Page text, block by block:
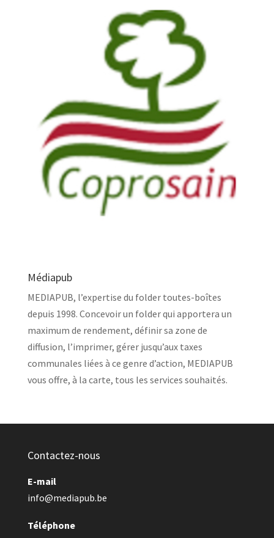
Médiapub
MEDIAPUB, l’expertise du folder toutes-boîtes
depuis 1998. Concevoir un folder qui apportera un
maximum de rendement, définir sa zone de
diffusion, l’imprimer, gérer jusqu’aux taxes
communales liées à ce genre d’action, MEDIAPUB
vous offre, à la carte, tous les services souhaités.
Contactez-nous
E-mail
info@mediapub.be
Téléphone